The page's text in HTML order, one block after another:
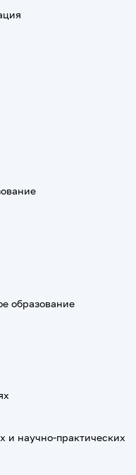
образование
и научно-практических